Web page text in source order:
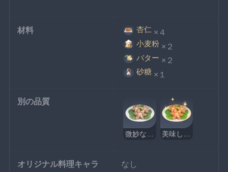
材料 杏仁 ×４
小麦粉 ×２
バター ×２
砂糖 ×１
別の品質
オリジナル料理キャラ なし